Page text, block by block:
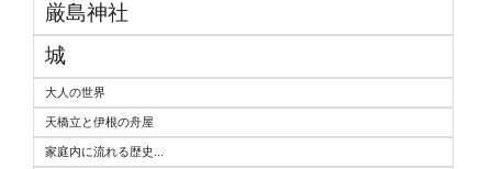
厳島神社
城
大人の世界
天橋立と伊根の舟屋
家庭内に流れる歴史...